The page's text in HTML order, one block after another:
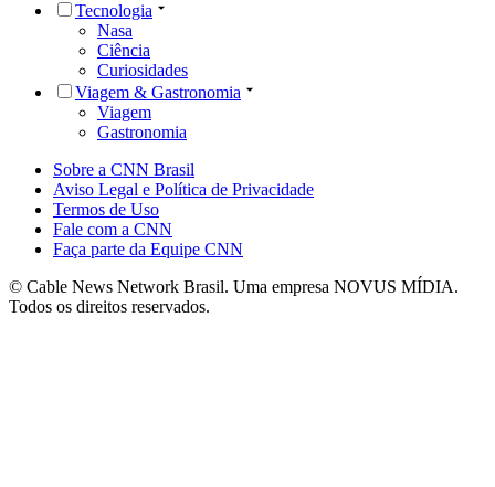
Tecnologia
Nasa
Ciência
Curiosidades
Viagem & Gastronomia
Viagem
Gastronomia
Sobre a CNN Brasil
Aviso Legal e Política de Privacidade
Termos de Uso
Fale com a CNN
Faça parte da Equipe CNN
© Cable News Network Brasil. Uma empresa NOVUS MÍDIA.
Todos os direitos reservados.